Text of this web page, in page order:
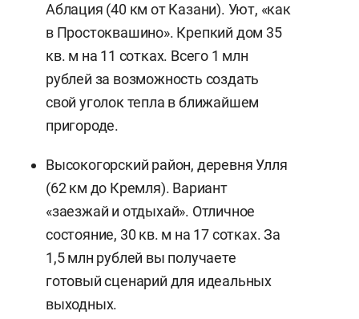
Аблация (40 км от Казани). Уют, «как
в Простоквашино». Крепкий дом 35
кв. м на 11 сотках. Всего 1 млн
рублей за возможность создать
свой уголок тепла в ближайшем
пригороде.
Высокогорский район, деревня Улля
(62 км до Кремля). Вариант
«заезжай и отдыхай». Отличное
состояние, 30 кв. м на 17 сотках. За
1,5 млн рублей вы получаете
готовый сценарий для идеальных
выходных.